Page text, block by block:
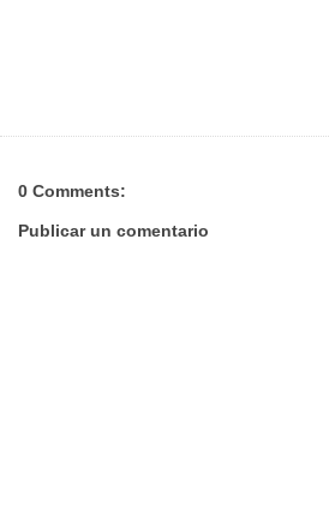
0 Comments:
Publicar un comentario